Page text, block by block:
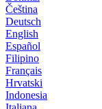
Čeština
Deutsch
English
Español
Filipino
Français
Hrvatski
Indonesia